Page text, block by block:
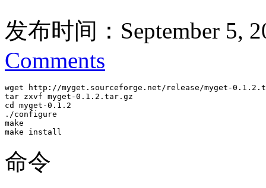
发布时间：September 5,
Comments
wget http://myget.sourceforge.net/release/myget-
tar zxvf myget-0.1.2.tar.gz
cd myget-0.1.2
./configure
make
make install
命令